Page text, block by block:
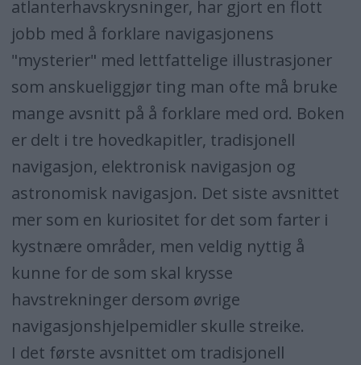
atlanterhavskrysninger, har gjort en flott
jobb med å forklare navigasjonens
"mysterier" med lettfattelige illustrasjoner
som anskueliggjør ting man ofte må bruke
mange avsnitt på å forklare med ord. Boken
er delt i tre hovedkapitler, tradisjonell
navigasjon, elektronisk navigasjon og
astronomisk navigasjon. Det siste avsnittet
mer som en kuriositet for det som farter i
kystnære områder, men veldig nyttig å
kunne for de som skal krysse
havstrekninger dersom øvrige
navigasjonshjelpemidler skulle streike.
I det første avsnittet om tradisjonell